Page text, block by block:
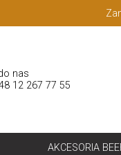
nas
12 267 77 55
AKCESORIA